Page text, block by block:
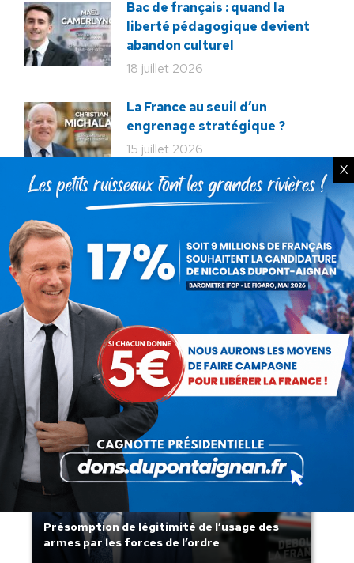
Bac de français : quand la
liberté pédagogique devient
abandon culturel
18 juillet 2026
La France au seuil d’un
engrenage stratégique ?
15 juillet 2026
Rechercher
Recherche
:
Articles récents
Présomption de légitimité de l’usage des
armes par les forces de l’ordre
X